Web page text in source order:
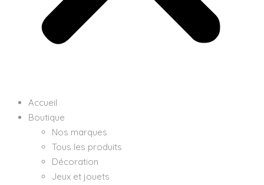
Accueil
Boutique
Nos marques
Tous les produits
Décoration
Jeux et jouets